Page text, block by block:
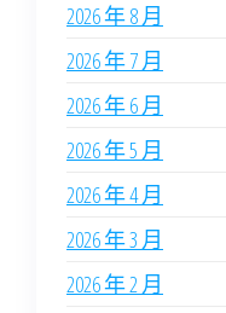
2026 年 8 月
2026 年 7 月
2026 年 6 月
2026 年 5 月
2026 年 4 月
2026 年 3 月
2026 年 2 月